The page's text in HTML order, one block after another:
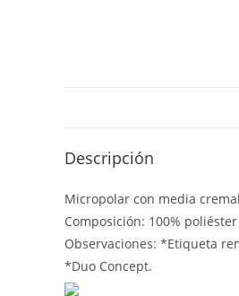
Descripción
Micropolar con media
Composición: 100%
Observaciones: *Etiqueta
*Duo Concept.